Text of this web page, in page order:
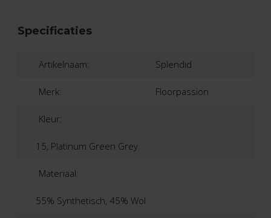
Specificaties
Artikelnaam: Splendid
Merk: Floorpassion
Kleur:
15, Platinum Green Grey
Materiaal:
55% Synthetisch, 45% Wol